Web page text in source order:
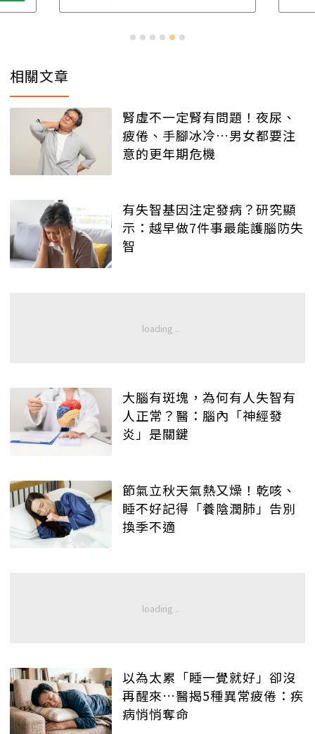
相關文章
腎虛不一定腎有問題！夜尿、
疲倦、手腳冰冷…男女都要注
意的更年期危機
有失智基因注定發病？研究顯
示：越早做7件事最能護腦防失
智
大腦有斑塊，為何有人失智有
人正常？醫：腦內「神經發
炎」是關鍵
節氣立秋天氣熱又燥！乾咳、
睡不好記得「養陰潤肺」告別
換季不適
以為太累「睡一覺就好」卻沒
再醒來…醫揭5種異常疲倦：疾
病悄悄奪命